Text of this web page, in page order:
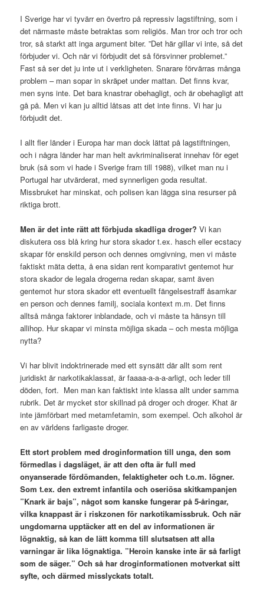
I Sverige har vi tyvärr en övertro på repressiv lagstiftning, som i
det närmaste måste betraktas som religiös. Man tror och tror och
tror, så starkt att inga argument biter. ”Det här gillar vi inte, så det
förbjuder vi. Och när vi förbjudit det så försvinner problemet.”
Fast så ser det ju inte ut i verkligheten. Snarare förvärras många
problem – man sopar in skräpet under mattan. Det finns kvar,
men syns inte. Det bara knastrar obehagligt, och är obehagligt att
gå på. Men vi kan ju alltid låtsas att det inte finns. Vi har ju
förbjudit det.
I allt fler länder i Europa har man dock lättat på lagstiftningen,
och i några länder har man helt avkriminaliserat innehav för eget
bruk (så som vi hade i Sverige fram till 1988), vilket man nu i
Portugal har utvärderat, med synnerligen goda resultat.
Missbruket har minskat, och polisen kan lägga sina resurser på
riktiga brott.
Men är det inte rätt att förbjuda skadliga droger?Vi kan
diskutera oss blå kring hur stora skador t.ex. hasch eller ecstacy
skapar för enskild person och dennes omgivning, men vi måste
faktiskt mäta detta, å ena sidan rent komparativt gentemot hur
stora skador de legala drogerna redan skapar, samt även
gentemot hur stora skador ett eventuellt fängelsestraff åsamkar
en person och dennes familj, sociala kontext m.m. Det finns
alltså många faktorer inblandade, och vi måste ta hänsyn till
allihop. Hur skapar vi minsta möjliga skada – och mesta möjliga
nytta?
Vi har blivit indoktrinerade med ett synsätt där allt som rent
juridiskt är narkotikaklassat, är faaaa-a-a-a-arligt, och leder till
döden, fort. Men man kan faktiskt inte klassa allt under samma
rubrik. Det är mycket stor skillnad på droger och droger. Khat är
inte jämförbart med metamfetamin, som exempel. Och alkohol är
en av världens farligaste droger.
Ett stort problem med droginformation till unga, den som
förmedlas i dagsläget, är att den ofta är full med
onyanserade fördömanden, felaktigheter och t.o.m. lögner.
Som t.ex. den extremt infantila och oseriösa skitkampanjen
”Knark är bajs”, något som kanske fungerar på 5-åringar,
vilka knappast är i riskzonen för narkotikamissbruk. Och när
ungdomarna upptäcker att en del av informationen är
lögnaktig, så kan de lätt komma till slutsatsen att alla
varningar är lika lögnaktiga. ”Heroin kanske inte är så farligt
som de säger.” Och så har droginformationen motverkat sitt
syfte, och därmed misslyckats totalt.